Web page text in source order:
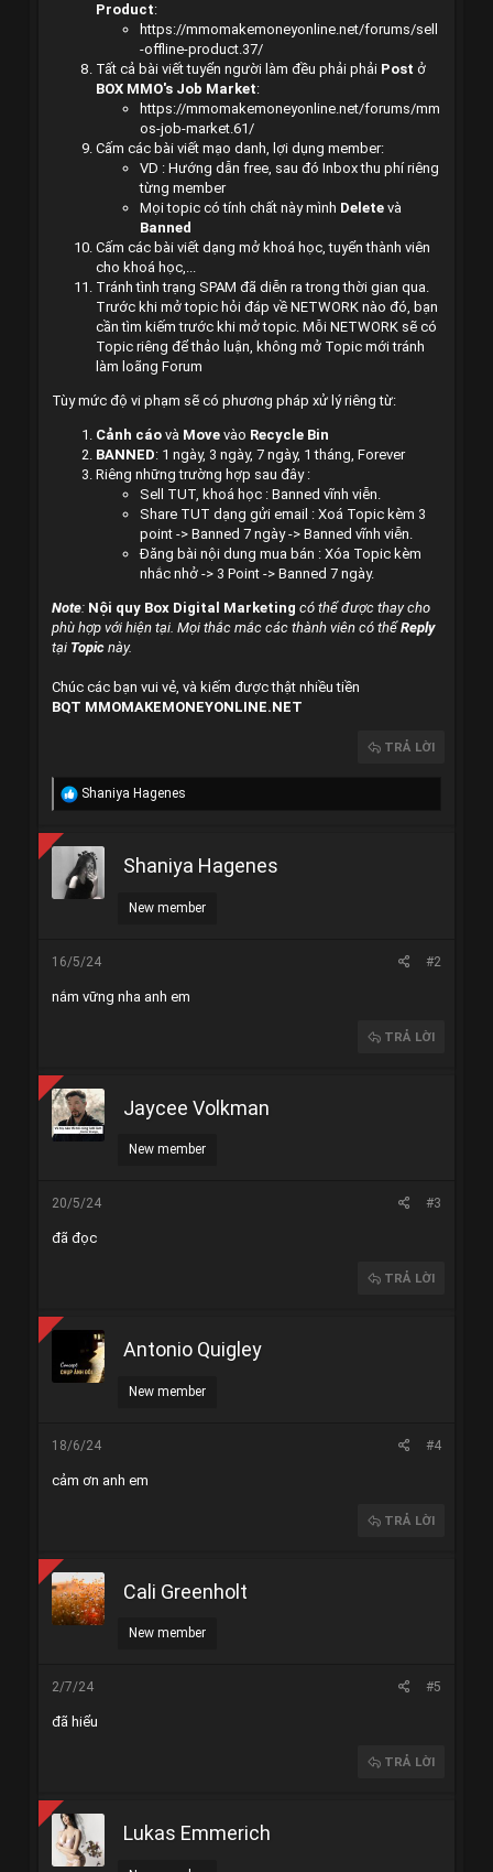
Product:
https://mmomakemoneyonline.net/forums/sell
-offline-product.37/
Tất cả bài viết tuyển người làm đều phải phải Post ở
BOX MMO's Job Market:
https://mmomakemoneyonline.net/forums/mm
os-job-market.61/
Cấm các bài viết mạo danh, lợi dụng member:
VD : Hướng dẫn free, sau đó Inbox thu phí riêng
từng member
Mọi topic có tính chất này mình Delete và
Banned
Cấm các bài viết dạng mở khoá học, tuyển thành viên
cho khoá học,...
Tránh tình trạng SPAM đã diễn ra trong thời gian qua.
Trước khi mở topic hỏi đáp về NETWORK nào đó, bạn
cần tìm kiếm trước khi mở topic. Mỗi NETWORK sẽ có
Topic riêng để thảo luận, không mở Topic mới tránh
làm loãng Forum
Tùy mức độ vi phạm sẽ có phương pháp xử lý riêng từ:
Cảnh cáovà Movevào Recycle Bin
BANNED: 1 ngày, 3 ngày, 7 ngày, 1 tháng, Forever
Riêng những trường hợp sau đây :
Sell TUT, khoá học : Banned vĩnh viễn.
Share TUT dạng gửi email : Xoá Topic kèm 3
point -> Banned 7 ngày -> Banned vĩnh viễn.
Đăng bài nội dung mua bán : Xóa Topic kèm
nhắc nhở -> 3 Point -> Banned 7 ngày.
Note: Nội quy Box Digital Marketing có thể được thay cho
phù hợp với hiện tại. Mọi thắc mắc các thành viên có thểReply
tại Topicnày.
Chúc các bạn vui vẻ, và kiếm được thật nhiều tiền
BQT MMOMAKEMONEYONLINE.NET
TRẢ LỜI
C
x
ú
c
Shaniya Hagenes
Shaniya Hagenes
New member
16/5/24 #2
nắm vững nha anh em
TRẢ LỜI
Jaycee Volkman
New member
20/5/24 #3
đã đọc
TRẢ LỜI
Antonio Quigley
New member
18/6/24 #4
cảm ơn anh em
TRẢ LỜI
Cali Greenholt
New member
2/7/24 #5
đã hiểu
TRẢ LỜI
Lukas Emmerich